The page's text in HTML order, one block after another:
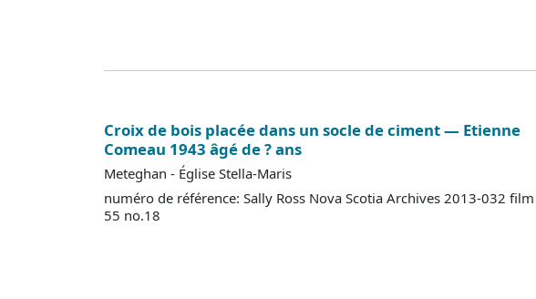
Croix de bois placée dans un socle de ciment — Etienne
Comeau 1943 âgé de ? ans
Meteghan - Église Stella-Maris
numéro de référence: Sally Ross Nova Scotia Archives 2013-032 film
55 no.18